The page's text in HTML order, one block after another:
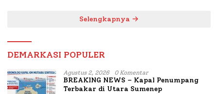
Selengkapnya
DEMARKASI POPULER
Agustus 2, 2026 0 Komentar
BREAKING NEWS – Kapal Penumpang
Terbakar di Utara Sumenep